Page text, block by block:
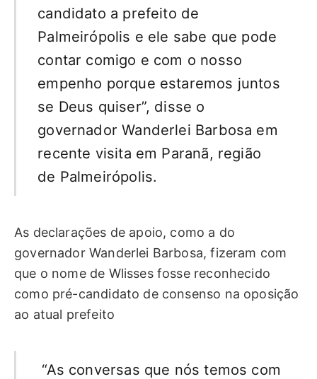
candidato a prefeito de
Palmeirópolis e ele sabe que pode
contar comigo e com o nosso
empenho porque estaremos juntos
se Deus quiser”, disse o
governador Wanderlei Barbosa em
recente visita em Paranã, região
de Palmeirópolis.
As declarações de apoio, como a do
governador Wanderlei Barbosa, fizeram com
que o nome de Wlisses fosse reconhecido
como pré-candidato de consenso na oposição
ao atual prefeito
“As conversas que nós temos com